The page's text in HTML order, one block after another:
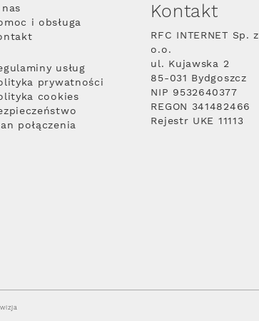
i obsługa
usług
prywatności
cookies
połączenia
Kontakt
RFC INTERNET Sp. z
o.o.
ul. Kujawska 2
85-031 Bydgoszcz
NIP 9532640377
REGON 341482466
Rejestr UKE 11113